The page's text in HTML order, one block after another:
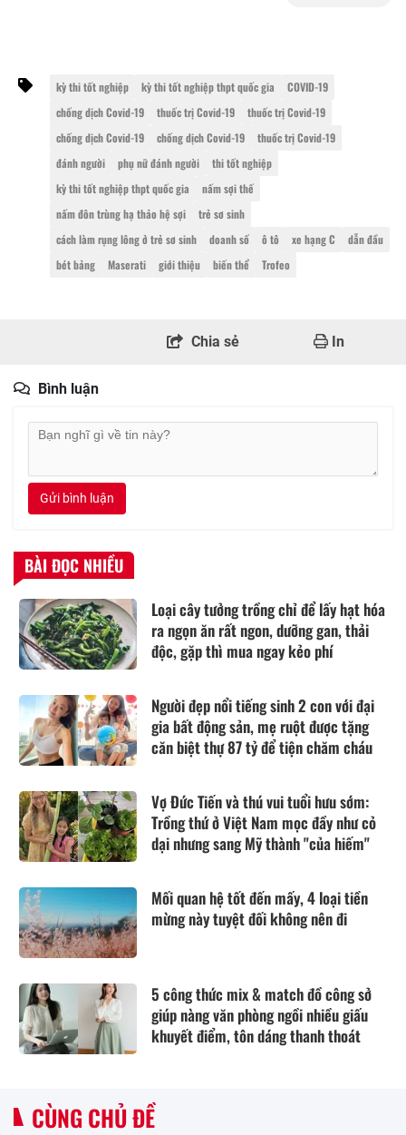
kỳ thi tốt nghiệp kỳ thi tốt nghiệp thpt quốc gia
COVID-19
chống dịch Covid-19
thuốc trị Covid-19
thuốc trị Covid-19
chống dịch Covid-19
chống dịch Covid-19
thuốc trị Covid-19
đánh người
phụ nữ đánh người
thi tốt nghiệp
kỳ thi tốt nghiệp thpt quốc gia
nấm sợi thế
nấm đôn trùng hạ thảo hệ sợi
trẻ sơ sinh
cách làm rụng lông ở trẻ sơ sinh
doanh số ô tô xe hạng C
dẫn đầu
bét bảng
Maserati giới thiệu biến thể Trofeo
Chia sẻ In
Bình luận
Gửi bình luận
BÀI ĐỌC NHIỀU
Loại cây tưởng trồng chỉ để lấy hạt hóa
ra ngọn ăn rất ngon, dưỡng gan, thải
độc, gặp thì mua ngay kẻo phí
Người đẹp nổi tiếng sinh 2 con với đại
gia bất động sản, mẹ ruột được tặng
căn biệt thự 87 tỷ để tiện chăm cháu
Vợ Đức Tiến và thú vui tuổi hưu sớm:
Trồng thứ ở Việt Nam mọc đầy như cỏ
dại nhưng sang Mỹ thành "của hiếm"
Mối quan hệ tốt đến mấy, 4 loại tiền
mừng này tuyệt đối không nên đi
5 công thức mix & match đồ công sở
giúp nàng văn phòng ngồi nhiều giấu
khuyết điểm, tôn dáng thanh thoát
CÙNG CHỦ ĐỀ